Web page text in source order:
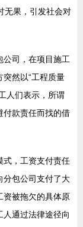
无果，引发社会对
公司，在项目施工
然以“工程质量
人们表示，所谓
付款责任而找的借
式，工资支付责任
分包公司支付了大
资被拖欠的具体原
通过法律途径向